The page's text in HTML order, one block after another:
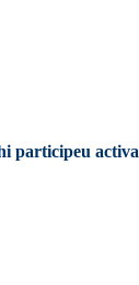
participeu